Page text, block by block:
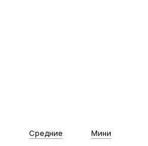
Средние Мини